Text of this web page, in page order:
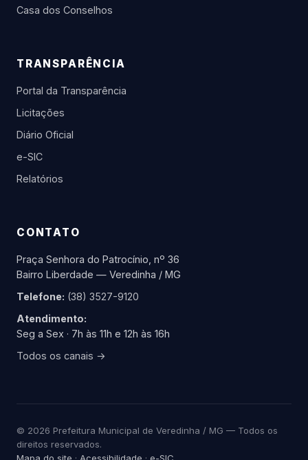
Casa dos Conselhos
TRANSPARÊNCIA
Portal da Transparência
Licitações
Diário Oficial
e-SIC
Relatórios
CONTATO
Praça Senhora do Patrocínio, nº 36
Bairro Liberdade — Veredinha / MG
Telefone: (38) 3527-9120
Atendimento:
Seg a Sex · 7h às 11h e 12h às 16h
Todos os canais →
© 2026 Prefeitura Municipal de Veredinha / MG — Todos os
direitos reservados.